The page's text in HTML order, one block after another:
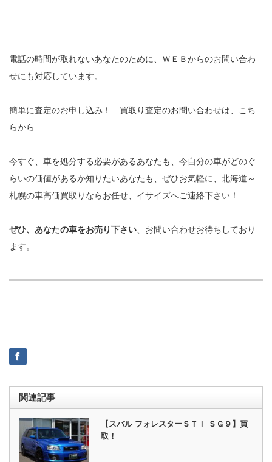
電話の時間が取れないあなたのために、ＷＥＢからのお問い合わ
せにも対応しています。
簡単に査定のお申し込み！ 買取り査定のお問い合わせは、こち
らから
今すぐ、車を処分する必要があるあなたも、今自分の車がどのぐ
らいの価値があるか知りたいあなたも、ぜひお気軽に、北海道～
札幌の車高価買取りならお任せ、イサイズへご連絡下さい！
ぜひ、あなたの車をお売り下さい 、お問い合わせお待ちしており
ます。
関連記事
【スバル フォレスターＳＴＩ ＳＧ９】買
取！